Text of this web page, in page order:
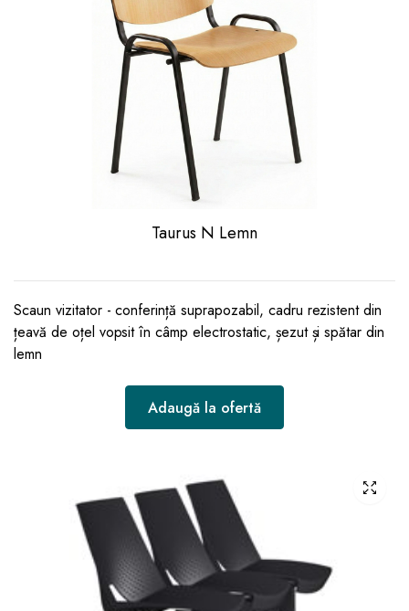
Taurus N Lemn
Scaun vizitator - conferință suprapozabil, cadru rezistent din
țeavă de oțel vopsit în câmp electrostatic, șezut și spătar din
lemn
Adaugă la ofertă